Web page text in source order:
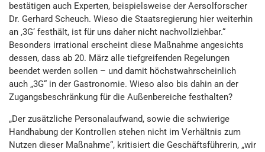
bestätigen auch Experten, beispielsweise der Aersolforscher
Dr. Gerhard Scheuch. Wieso die Staatsregierung hier weiterhin
an ‚3G‘ festhält, ist für uns daher nicht nachvollziehbar.“
Besonders irrational erscheint diese Maßnahme angesichts
dessen, dass ab 20. März alle tiefgreifenden Regelungen
beendet werden sollen – und damit höchstwahrscheinlich
auch „3G“ in der Gastronomie. Wieso also bis dahin an der
Zugangsbeschränkung für die Außenbereiche festhalten?
„Der zusätzliche Personalaufwand, sowie die schwierige
Handhabung der Kontrollen stehen nicht im Verhältnis zum
Nutzen dieser Maßnahme“, kritisiert die Geschäftsführerin, „wir